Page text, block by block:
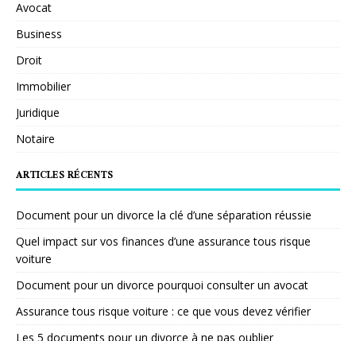
Avocat
Business
Droit
Immobilier
Juridique
Notaire
ARTICLES RÉCENTS
Document pour un divorce la clé d’une séparation réussie
Quel impact sur vos finances d’une assurance tous risque
voiture
Document pour un divorce pourquoi consulter un avocat
Assurance tous risque voiture : ce que vous devez vérifier
Les 5 documents pour un divorce à ne pas oublier